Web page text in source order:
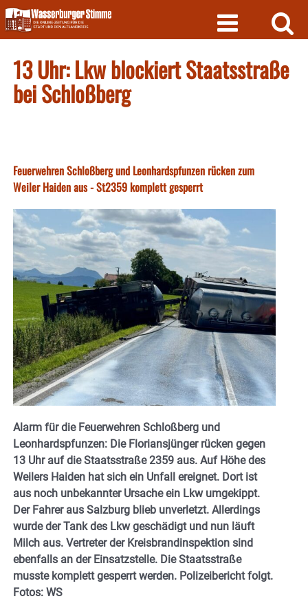
Skip
to
content
13 Uhr: Lkw blockiert Staatsstraße
bei Schloßberg
Feuerwehren Schloßberg und Leonhardspfunzen rücken zum
Weiler Haiden aus - St2359 komplett gesperrt
Alarm für die Feuerwehren Schloßberg und
Leonhardspfunzen: Die Floriansjünger rücken gegen
13 Uhr auf die Staatsstraße 2359 aus. Auf Höhe des
Weilers Haiden hat sich ein Unfall ereignet. Dort ist
aus noch unbekannter Ursache ein Lkw umgekippt.
Der Fahrer aus Salzburg blieb unverletzt. Allerdings
wurde der Tank des Lkw geschädigt und nun läuft
Milch aus. Vertreter der Kreisbrandinspektion sind
ebenfalls an der Einsatzstelle. Die Staatsstraße
musste komplett gesperrt werden. Polizeibericht folgt.
Fotos: WS